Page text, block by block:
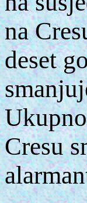
na
deset
Cresu